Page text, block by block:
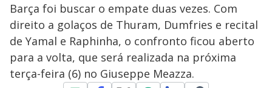
Barça foi buscar o empate duas vezes. Com
direito a golaços de Thuram, Dumfries e recital
de Yamal e Raphinha, o confronto ficou aberto
para a volta, que será realizada na próxima
terça-feira (6) no Giuseppe Meazza.